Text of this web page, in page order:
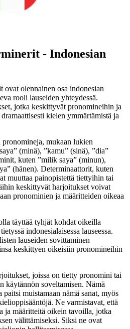
- Indonesian
ovat olennainen osa indonesian
rooli lauseiden yhteydessä.
jotka keskittyvät pronomineihin ja
kielen ymmärtämistä ja
pronomineja, mukaan lukien
(minä), ”kamu” (sinä), ”dia”
kuten ”milik saya” (minun),
(hänen). Determinaattorit, kuten
muuttaa painopistettä tiettyihin tai
keskittyvät harjoitukset voivat
pronominien ja määritteiden oikeaa
täyttää tyhjät kohdat oikeilla
indonesialaisessa lauseessa.
lauseiden sovittaminen
keskittyen oikeisiin pronomineihin
joissa on tietty pronomini tai
käytännön soveltamisen. Nämä
muistamaan nämä sanat, myös
Ne varmistavat, että
ja määritteitä oikein tavoilla, jotka
välittämiseksi. Siksi ne ovat